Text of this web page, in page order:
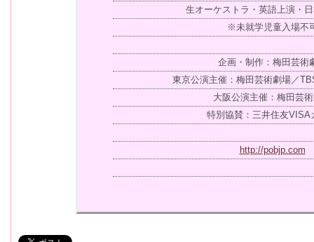
生オーケストラ・英語上演・
※未就学児童入場不
企画・制作：梅田芸術
東京公演主催：梅田芸術劇場／
大阪公演主催：梅田芸
特別協賛：三井住友VISA
http://pobjp.com